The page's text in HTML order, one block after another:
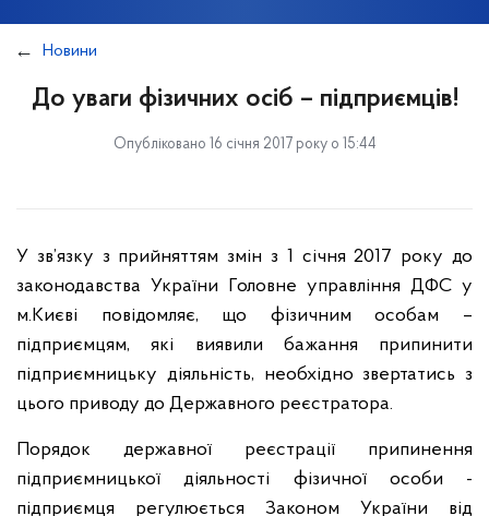
Новини
До уваги фізичних осіб – підприємців!
Опубліковано 16 січня 2017 року о 15:44
У зв’язку з прийняттям змін з 1 січня 2017 року до
законодавства України Головне управління ДФС у
м.Києві повідомляє, що фізичним особам –
підприємцям, які виявили бажання припинити
підприємницьку діяльність, необхідно звертатись з
цього приводу до Державного реєстратора.
Порядок державної реєстрації припинення
підприємницької діяльності фізичної особи -
підприємця регулюється Законом України від